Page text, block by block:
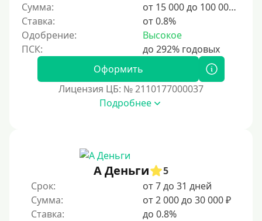
15 дней
20 дней
21 день
На месяц
30 дней без процентов
4 месяца
5 месяцев
Сумма:
от 15 000 до 100 000 ₽
Ставка:
от 0.8%
Одобрение:
Высокое
Оформить
Лицензия ЦБ: № 2110177000037
Подробнее
А Деньги
5
Срок:
от 7 до 31 дней
Сумма:
от 2 000 до 30 000 ₽
Ставка:
до 0.8%